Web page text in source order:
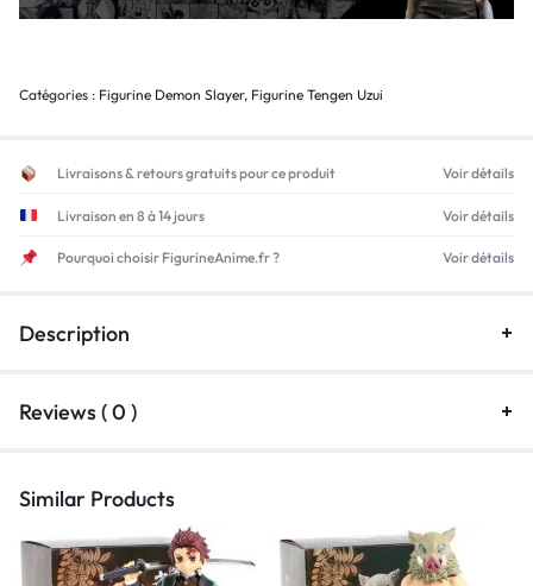
Catégories : Figurine Demon Slayer, Figurine Tengen Uzui
Livraisons & retours gratuits pour ce produit Voir détails
Livraison en 8 à 14 jours Voir détails
Pourquoi choisir FigurineAnime.fr ? Voir détails
Description
Reviews ( 0 )
Similar Products